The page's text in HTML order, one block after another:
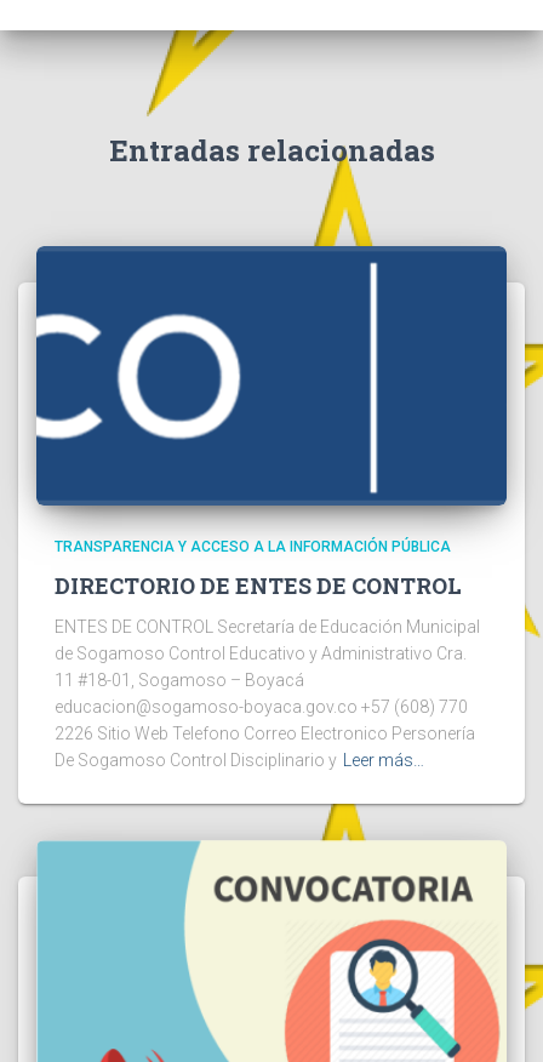
Entradas relacionadas
TRANSPARENCIA Y ACCESO A LA INFORMACIÓN PÚBLICA
DIRECTORIO DE ENTES DE CONTROL
ENTES DE CONTROL Secretaría de Educación Municipal
de Sogamoso Control Educativo y Administrativo Cra.
11 #18-01, Sogamoso – Boyacá
educacion@sogamoso-boyaca.gov.co +57 (608) 770
2226 Sitio Web Telefono Correo Electronico Personería
De Sogamoso Control Disciplinario y
Leer más…